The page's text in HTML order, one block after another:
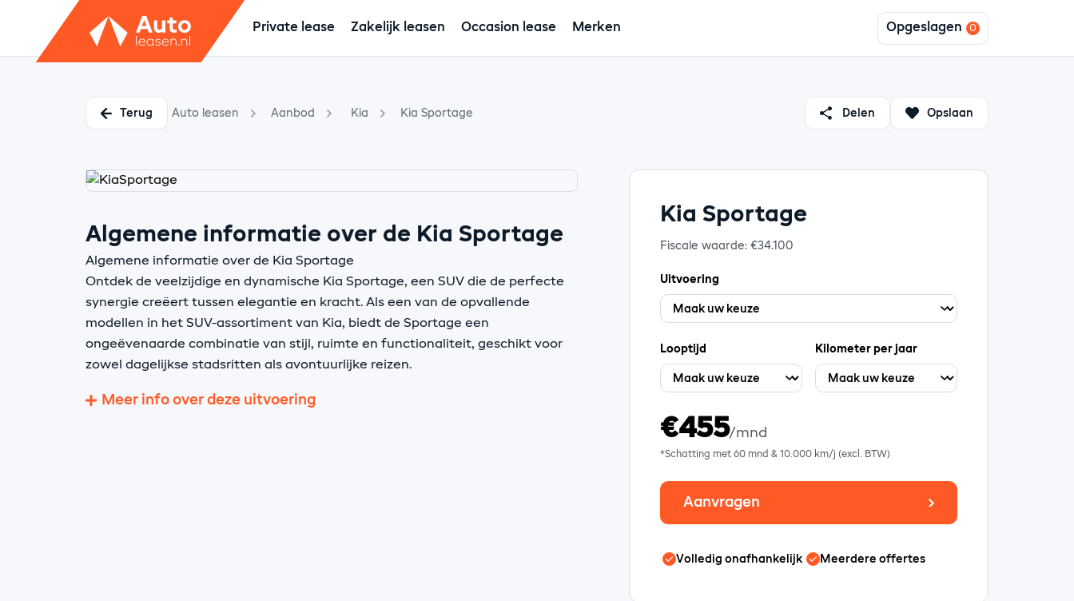
Private lease Zakelijk leasen Occasion lease Merken Opgeslagen
Terug Auto leasen Aanbod Kia Kia Sportage Delen Opslaan
Algemene informatie over de Kia Sportage
Algemene informatie over de Kia Sportage
Ontdek de veelzijdige en dynamische Kia Sportage, een SUV die de perfecte
synergie creëert tussen elegantie en kracht. Als een van de opvallende
modellen in het SUV-assortiment van Kia, biedt de Sportage een
ongeëvenaarde combinatie van stijl, ruimte en functionaliteit, geschikt voor
zowel dagelijkse stadsritten als avontuurlijke reizen.
Meer info over deze uitvoering
Kia Sportage
Fiscale waarde: €34.100
Uitvoering
Looptijd Kilometer per jaar
€455/mnd
*Schatting met 60 mnd &10.000 km/j (excl. BTW)
Aanvragen
Volledig onafhankelijk Meerdere offertes